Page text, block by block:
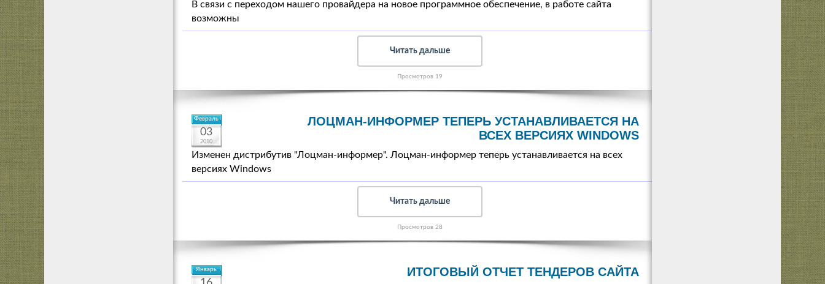
В связи с переходом нашего провайдера на новое программное обеспечение, в работе сайта
возможны
Читать дальше
Просмотров 19
Февраль
03
2010
ЛОЦМАН-ИНФОРМЕР ТЕПЕРЬ УСТАНАВЛИВАЕТСЯ НА
ВСЕХ ВЕРСИЯХ WINDOWS
Изменен дистрибутив "Лоцман-информер". Лоцман-информер теперь устанавливается на всех
версиях Windows
Читать дальше
Просмотров 28
Январь ИТОГОВЫЙ ОТЧЕТ ТЕНДЕРОВ САЙТА